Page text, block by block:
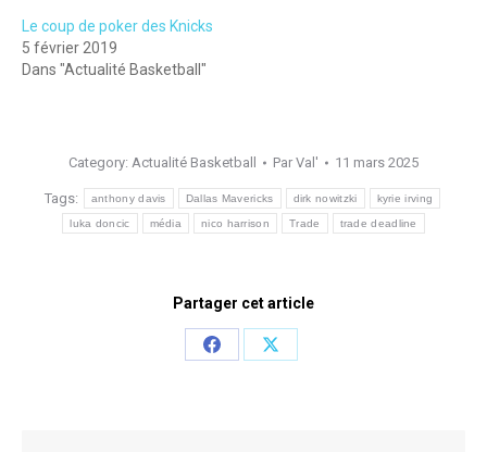
Le coup de poker des Knicks
5 février 2019
Dans "Actualité Basketball"
Category: Actualité Basketball Par Val' 11 mars 2025
Tags: anthony davis Dallas Mavericks dirk nowitzki kyrie irving
luka doncic média nico harrison Trade trade deadline
Partager cet article
Share
Share